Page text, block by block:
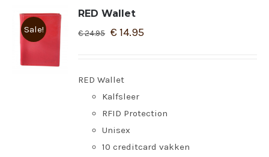
Sale!
RED Wallet
€24.95 € 14.95
RED Wallet
Kalfsleer
RFID Protection
Unisex
10 creditcard vakken